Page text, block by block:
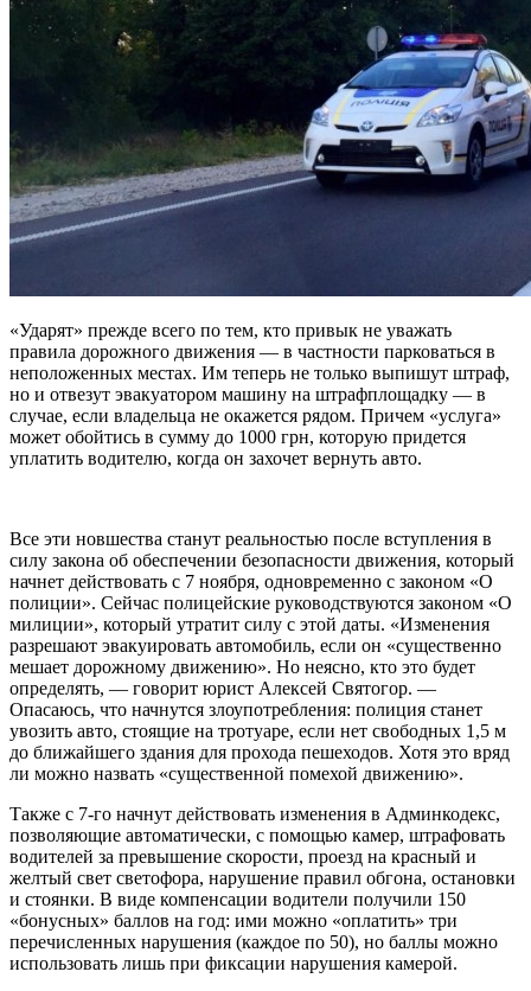
«Ударят» прежде всего по тем, кто привык не уважать
правила дорожного движения — в частности парковаться в
неположенных местах. Им теперь не только выпишут штраф,
но и отвезут эвакуатором машину на штрафплощадку — в
случае, если владельца не окажется рядом. Причем «услуга»
может обойтись в сумму до 1000 грн, которую придется
уплатить водителю, когда он захочет вернуть авто.
Все эти новшества станут реальностью после вступления в
силу закона об обеспечении безопасности движения, который
начнет действовать с 7 ноября, одновременно с законом «О
полиции». Сейчас полицейские руководствуются законом «О
милиции», который утратит силу с этой даты. «Изменения
разрешают эвакуировать автомобиль, если он «существенно
мешает дорожному движению». Но неясно, кто это будет
определять, — говорит юрист Алексей Святогор. —
Опасаюсь, что начнутся злоупотребления: полиция станет
увозить авто, стоящие на тротуаре, если нет свободных 1,5 м
до ближайшего здания для прохода пешеходов. Хотя это вряд
ли можно назвать «существенной помехой движению».
Также с 7-го начнут действовать изменения в Админкодекс,
позволяющие автоматически, с помощью камер, штрафовать
водителей за превышение скорости, проезд на красный и
желтый свет светофора, нарушение правил обгона, остановки
и стоянки. В виде компенсации водители получили 150
«бонусных» баллов на год: ими можно «оплатить» три
перечисленных нарушения (каждое по 50), но баллы можно
использовать лишь при фиксации нарушения камерой.